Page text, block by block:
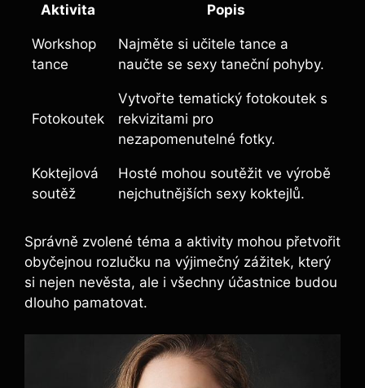
Aktivita Popis
Workshop
tance
Najměte si učitele tance a
naučte se sexy taneční pohyby.
Fotokoutek
Vytvořte tematický fotokoutek s
rekvizitami pro
nezapomenutelné fotky.
Koktejlová
soutěž
Hosté mohou soutěžit ve výrobě
nejchutnějších sexy koktejlů.
Správně zvolené téma a aktivity mohou přetvořit
obyčejnou rozlučku na výjimečný zážitek, který
si nejen nevěsta, ale i všechny účastnice budou
dlouho pamatovat.